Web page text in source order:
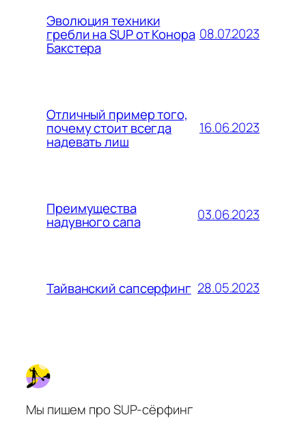
Эволюция техники
гребли на SUP от Конора
Бакстера
08.07.2023
Отличный пример того,
почему стоит всегда
надевать лиш
16.06.2023
Преимущества
надувного сапа 03.06.2023
Тайванский сапсерфинг 28.05.2023
Мы пишем про SUP-сёрфинг